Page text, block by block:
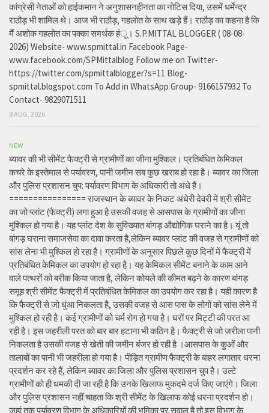
कांग्रेसी नेताओं को हाईकमान ने अनुशासनहीनता का नोटिस दिया, उसमें धर्मेन्द्र
राठौड़ भी शामिल थे। आज भी राठौड़, गहलोत के साथ खड़े हैं। राठौड़ का कहना है कि
मैं अशोक गहलोत का पक्का समर्थक हंू। S.P.MITTAL BLOGGER ( 08-08-
2026) Website- www.spmittal.in Facebook Page-
www.facebook.com/SPMittalblog Follow me on Twitter-
https://twitter.com/spmittalblogger?s=11 Blog-
spmittal.blogspot.com To Add in WhatsApp Group- 9166157932 To
Contact- 9829071511
8 AUG, 2026
NEW
ब्यावर की भी सीमेंट फैक्ट्री से ग्रामीणों का जीना मुश्किल। प्रतिबंधित केमिकल
कचरे के इस्तेमाल से पर्यावरण, पानी जमीन सब कुछ खराब हो रहा है। ब्यावर का जिला
और पुलिस प्रशासन चुप: पर्यावरण विभाग के अधिकारी तो अंधे हैं।
================ राजस्थान के ब्यावर के निकट अंधेरी देवरी में श्री सीमेंट
का जो प्लांट (फैक्ट्री) लगा हुआ है उसकी वजह से आसपास के ग्रामीणों का जीना
मुश्किल हो गया है। यह प्लांट देश के सुविख्यात बांगड़ औद्योगिक घराने का है। यूं तो
बांगड़ घराना समाजसेवा का दावा करता है,लेकिन ब्यावर प्लांट की वजह से ग्रामीणों को
सांस लेना भी मुश्किल हो रहा है। ग्रामीणों के अनुसार पिछले कुछ दिनों में फैक्ट्री में
प्रतिबंधित केमिकल का उपयोग हो रहा है। यह केमिकल सीमेंट बनाने के काम आने
वाले पत्थरों को बरीक किया जाता है, लेकिन कोयले की कीमत बढ़ने के कारण बांगड़
समूह श्री सीमेंट फैक्ट्री में प्रतिबंधित केमिकल का उपयोग कर रहा है। यही कारण है
कि फैक्ट्री से जो धुंआ निकलता है, उसकी वजह से आस पास के लोगों को सांस लेने में
मुश्किल हो रही है। कई ग्रामीणों को चर्म रोग हो गया है। घरों पर मिट्टी की परत आ
रही है। इस जहरीली परत को बार बार हटाना भी कठिन है। फैक्ट्री से जो जरीला पानी
निकलता है उसकी वजह से खेती की जमीन बंजर हो रही है ।आसपास के कुओं और
तालाबों का पानी भी जहरीला हो गया है। पीड़ित ग्रामीण फैक्ट्री के बाहर लगातार धरना
प्रदर्शन कर रहे हैं, लेकिन ब्यावर का जिला और पुलिस प्रशासन चुप है। उल्टे
ग्रामीणों को ही धमकी दी जा रही है कि उनके खिलाफ मुकदमे दर्ज किए जाएंगे। जिला
और पुलिस प्रशासन नहीं चाहता कि श्री सीमेंट के खिलाफ कोई धरना प्रदर्शन हो।
जहां तक पर्यावरण विभाग के अधिकारियों की भूमिका पर सवाल है तो इस विभाग के